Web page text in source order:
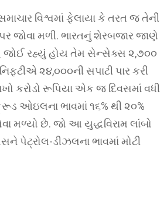
વિશ્વમાં ફેલાયા કે તરત જ તેની
જોવા મળી. ભારતનું શેરબજાર જાણે
જોઈ રહ્યું હોય તેમ સેન્સેક્સ ૨,૭૦૦
૨૪,૦૦૦ની સપાટી પાર કરી
કરોડો રૂપિયા એક જ દિવસમાં વધી
ઓઇલના ભાવમાં ૧૬% થી ૨૦%
મળ્યો છે. જો આ યુદ્ધવિરામ લાંબો
પેટ્રોલ-ડીઝલના ભાવમાં મોટી